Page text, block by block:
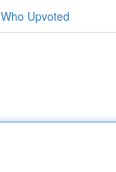
Who Upvoted